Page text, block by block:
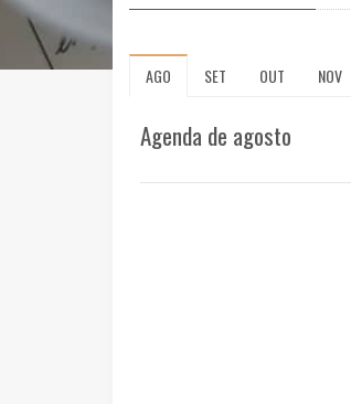
AGO SET OUT NOV
Agenda de agosto